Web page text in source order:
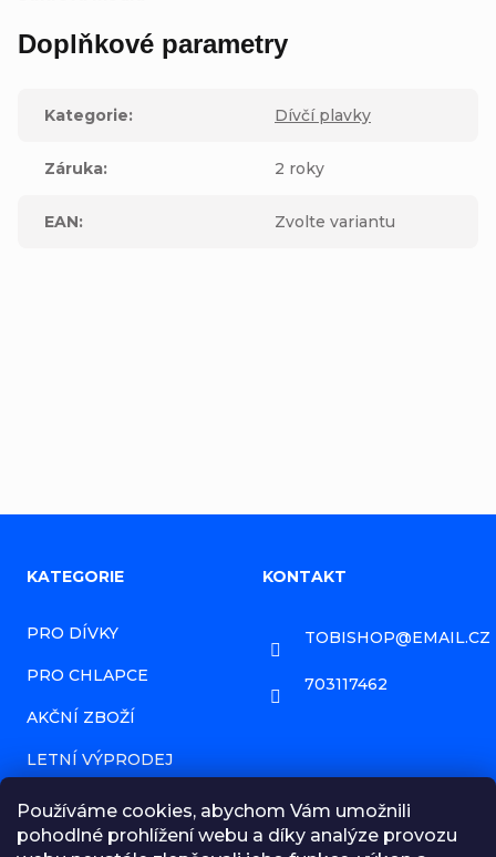
Používáme cookies, abychom Vám umožnili
pohodlné prohlížení webu a díky analýze provozu
Doplňkové parametry
Kategorie: Dívčí plavky
Záruka: 2 roky
EAN: Zvolte variantu
í
KATEGORIE
PRO DÍVKY
PRO CHLAPCE
AKČNÍ ZBOŽÍ
LETNÍ VÝPRODEJ
PRODÁVANÉ ZNAČKY
HODNOCENÍ OBCHODU
KONTAKT
TOBISHOP@EMAIL.CZ
703117462